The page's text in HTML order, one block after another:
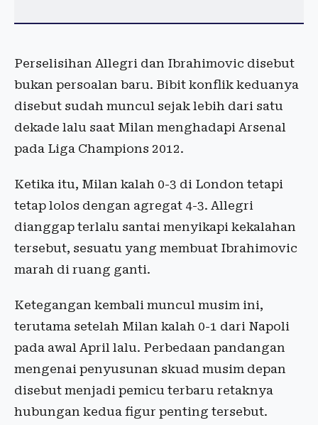
Perselisihan Allegri dan Ibrahimovic disebut
bukan persoalan baru. Bibit konflik keduanya
disebut sudah muncul sejak lebih dari satu
dekade lalu saat Milan menghadapi Arsenal
pada Liga Champions 2012.
Ketika itu, Milan kalah 0-3 di London tetapi
tetap lolos dengan agregat 4-3. Allegri
dianggap terlalu santai menyikapi kekalahan
tersebut, sesuatu yang membuat Ibrahimovic
marah di ruang ganti.
Ketegangan kembali muncul musim ini,
terutama setelah Milan kalah 0-1 dari Napoli
pada awal April lalu. Perbedaan pandangan
mengenai penyusunan skuad musim depan
disebut menjadi pemicu terbaru retaknya
hubungan kedua figur penting tersebut.